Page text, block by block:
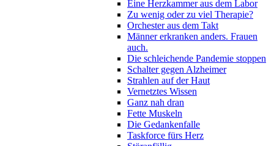
Eine Herzkammer aus dem Labor
Zu wenig oder zu viel Therapie?
Orchester aus dem Takt
Männer erkranken anders. Frauen
auch.
Die schleichende Pandemie stoppen
Schalter gegen Alzheimer
Strahlen auf der Haut
Vernetztes Wissen
Ganz nah dran
Fette Muskeln
Die Gedankenfalle
Taskforce fürs Herz